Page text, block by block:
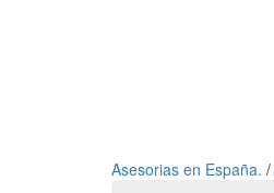
Asesorias en España. /